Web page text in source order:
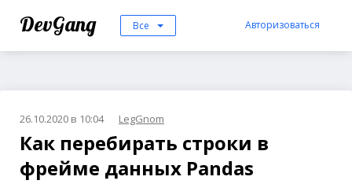
DevGang Все Авторизоваться
26.10.2020 в 10:04 LegGnom
Как перебирать строки в
фрейме данных Pandas